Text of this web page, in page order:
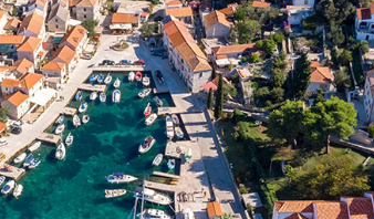
Servicios
Alquiler de Yates sin